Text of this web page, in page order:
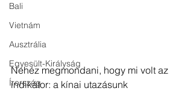
Bali
Vietnám
Ausztrália
Egyesült-Királyság
Írország
Nehéz megmondani, hogy mi volt az
indikátor: a kínai utazásunk